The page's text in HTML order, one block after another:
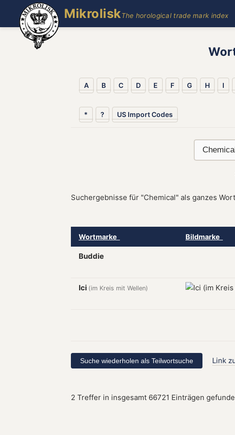
MikroliskThe horological trade mark index
A B C D E F G H I
* ? US Import Codes
Suchergebnisse für "Chemical" als ganzes
Wortmarke Bildmarke
Buddie
Ici (im Kreis mit Wellen)
Link
2 Treffer in insgesamt 66721 Einträgen